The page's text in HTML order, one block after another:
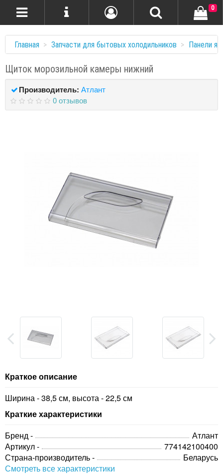
0
Главная Запчасти для бытовых холодильников Панели
Щиток морозильной камеры нижний
Производитель: Атлант
0 отзывов
Краткое описание
Ширина - 38,5 см, высота - 22,5 см
Краткие характеристики
Бренд -
Атлант
Артикул -
774142100400
Страна-производитель -
Беларусь
Смотреть все характеристики